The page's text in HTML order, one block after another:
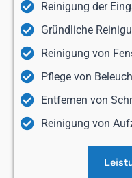
Reinigung der
Gründliche
Reinigung von
Pflege von
Entfernen von
Reinigung von